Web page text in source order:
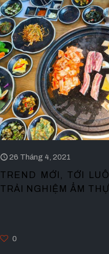
26 Tháng 4, 2021
TREND MỚI, TỚI
TRẢI NGHIỆM ẨM
0